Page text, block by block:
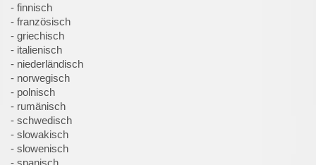
- finnisch
- französisch
- griechisch
- italienisch
- niederländisch
- norwegisch
- polnisch
- rumänisch
- schwedisch
- slowakisch
- slowenisch
- spanisch